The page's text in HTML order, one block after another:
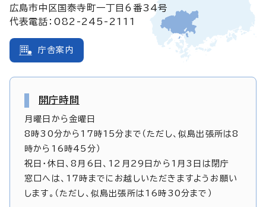
広島市中区国泰寺町一丁目6番34号
代表電話：082-245-2111
庁舎案内
開庁時間
月曜日から金曜日
8時30分から17時15分まで（ただし、似島出張所は8
時から16時45分）
祝日・休日、8月6日、12月29日から1月3日は閉庁
窓口へは、17時までにお越しいただきますようお願い
します。（ただし、似島出張所は16時30分まで）